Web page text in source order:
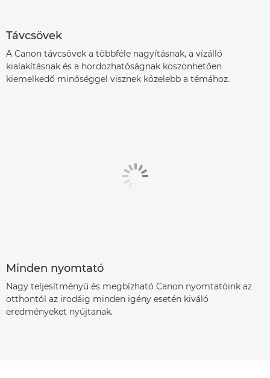
Távcsövek
A Canon távcsövek a többféle nagyításnak, a vízálló
kialakításnak és a hordozhatóságnak köszönhetően
kiemelkedő minőséggel visznek közelebb a témához.
Minden nyomtató
Nagy teljesítményű és megbízható Canon nyomtatóink az
otthontól az irodáig minden igény esetén kiváló
eredményeket nyújtanak.